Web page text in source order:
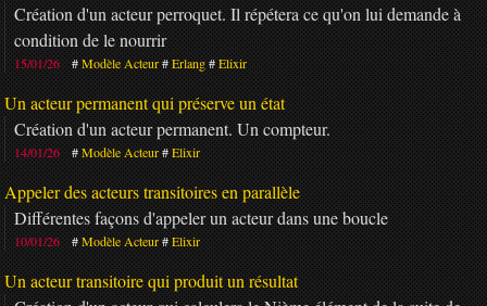
Création d'un acteur perroquet. Il répétera ce qu'on lui demande à
condition de le nourrir
15/01/26 Modèle Acteur Erlang Elixir
Un acteur permanent qui préserve un état
Création d'un acteur permanent. Un compteur.
14/01/26 Modèle Acteur Elixir
Appeler des acteurs transitoires en parallèle
Différentes façons d'appeler un acteur dans une boucle
10/01/26 Modèle Acteur Elixir
Un acteur transitoire qui produit un résultat